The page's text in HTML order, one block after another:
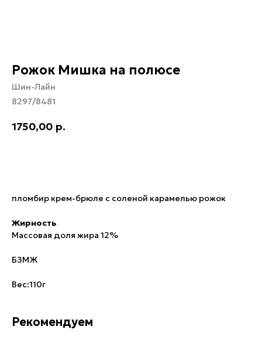
Рожок Мишка на полюсе
Шин-Лайн
8297/8481
1750,00 р.
пломбир крем-брюле с соленой карамелью рожок
Жирность
Массовая доля жира 12%
БЗМЖ
Вес:110г
Рекомендуем